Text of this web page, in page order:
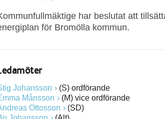
har beslutat att
för Bromölla kommun.
Johansson
(S) ordförande
Månsson
(M) vice ordförande
Ottosson
(SD)